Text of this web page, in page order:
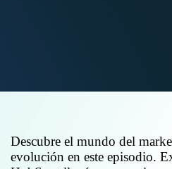
Descubre el mundo del
evolución en este episodio.